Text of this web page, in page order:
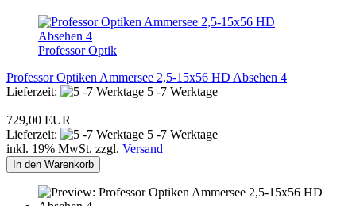
Professor Optik
Professor Optiken Ammersee 2,5-15x56 HD Absehen 4
Lieferzeit:
5 -7 Werktage
729,00 EUR
Lieferzeit:
5 -7 Werktage
inkl. 19% MwSt. zzgl. Versand
In den Warenkorb